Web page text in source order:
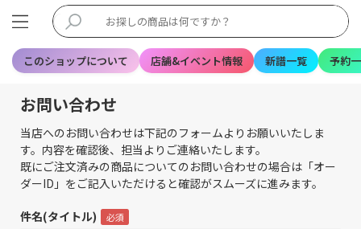
このショップについて 店舗&イベント情報 新譜一覧 予約
お問い合わせ
当店へのお問い合わせは下記のフォームよりお願いいたしま
す。内容を確認後、担当よりご連絡いたします。
既にご注文済みの商品についてのお問い合わせの場合は「オー
ダーID」をご記入いただけると確認がスムーズに進みます。
件名(タイトル)